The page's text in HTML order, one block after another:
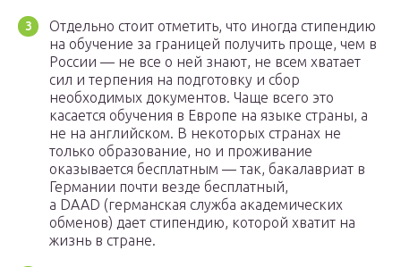
Отдельно стоит отметить, что иногда стипендию
на обучение за границей получить проще, чем в
России — не все о ней знают, не всем хватает
сил и терпения на подготовку и сбор
необходимых документов. Чаще всего это
касается обучения в Европе на языке страны, а
не на английском. В некоторых странах не
только образование, но и проживание
оказывается бесплатным — так, бакалавриат в
Германии почти везде бесплатный,
а DAAD (германская служба академических
обменов) дает стипендию, которой хватит на
жизнь в стране.